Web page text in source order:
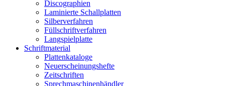
Discographien
Laminierte Schallplatten
Silberverfahren
Füllschriftverfahren
Langspielplatte
Schriftmaterial
Plattenkataloge
Neuerscheinungshefte
Zeitschriften
Sprechmaschinenhändler